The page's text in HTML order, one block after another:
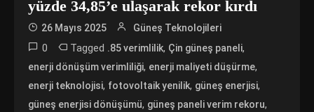
yüzde 34,85’e ulaşarak rekor kırdı
26 Mayıs 2025 Güneş Teknolojileri
0 Tagged .85 verimlilik, Çin güneş paneli,
enerji dönüşüm verimliliği, enerji maliyeti düşürme,
enerji teknolojisi, fotovoltaik yenilik, güneş enerjisi,
güneş enerjisi dönüşümü, güneş paneli verim rekoru,